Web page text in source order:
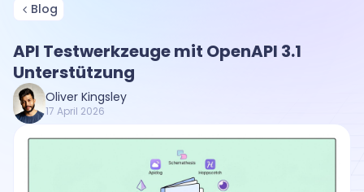
Blog
API Testwerkzeuge mit OpenAPI 3.1
Unterstützung
Oliver Kingsley
17 April 2026